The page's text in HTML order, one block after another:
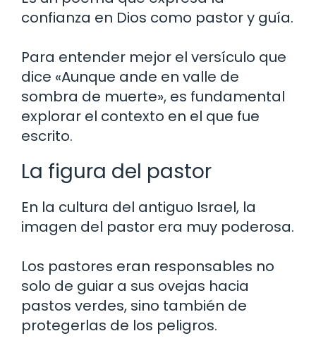
confianza en Dios como pastor y guía.
Para entender mejor el versículo que
dice «Aunque ande en valle de
sombra de muerte», es fundamental
explorar el contexto en el que fue
escrito.
La figura del pastor
En la cultura del antiguo Israel, la
imagen del pastor era muy poderosa.
Los pastores eran responsables no
solo de guiar a sus ovejas hacia
pastos verdes, sino también de
protegerlas de los peligros.